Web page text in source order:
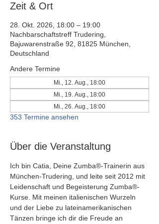
Zeit & Ort
28. Okt. 2026, 18:00 – 19:00
Nachbarschaftstreff Trudering,
Bajuwarenstraße 92, 81825 München,
Deutschland
Andere Termine
Mi., 12. Aug., 18:00
Mi., 19. Aug., 18:00
Mi., 26. Aug., 18:00
353 Termine ansehen
Über die Veranstaltung
Ich bin Catia, Deine Zumba®-Trainerin aus
München-Trudering, und leite seit 2012 mit
Leidenschaft und Begeisterung Zumba®-
Kurse. Mit meinen italienischen Wurzeln
und der Liebe zu lateinamerikanischen
Tänzen bringe ich dir die Freude an